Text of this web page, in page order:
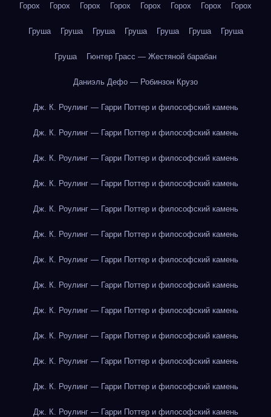
Горох Горох Горох Горох Горох Горох Горох Горох
Груша Груша Груша Груша Груша Груша Груша
Груша Гюнтер Грасс — Жестяной барабан
Даниэль Дефо — Робинзон Крузо
Дж. К. Роулинг — Гарри Поттер и философский камень
Дж. К. Роулинг — Гарри Поттер и философский камень
Дж. К. Роулинг — Гарри Поттер и философский камень
Дж. К. Роулинг — Гарри Поттер и философский камень
Дж. К. Роулинг — Гарри Поттер и философский камень
Дж. К. Роулинг — Гарри Поттер и философский камень
Дж. К. Роулинг — Гарри Поттер и философский камень
Дж. К. Роулинг — Гарри Поттер и философский камень
Дж. К. Роулинг — Гарри Поттер и философский камень
Дж. К. Роулинг — Гарри Поттер и философский камень
Дж. К. Роулинг — Гарри Поттер и философский камень
Дж. К. Роулинг — Гарри Поттер и философский камень
Дж. К. Роулинг — Гарри Поттер и философский камень